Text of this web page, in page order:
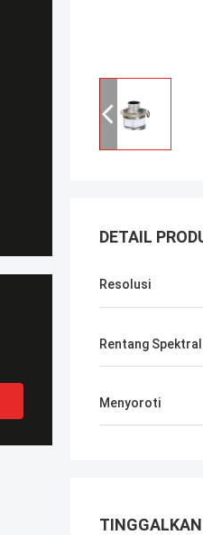
DETAIL
Resolusi
Rentang Spektral
Menyoroti